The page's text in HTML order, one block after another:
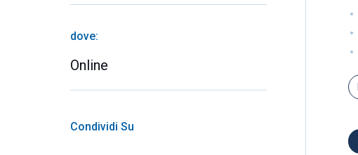
dove:
Online
Condividi Su